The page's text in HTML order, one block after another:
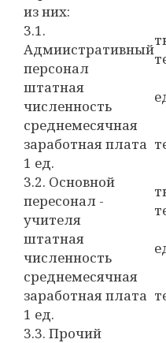
из них:
3.1.
Адмиистративный
персонал
штатная
численность
среднемесячная
заработная плата
1 ед.
3.2. Основной
пересонал -
учителя
штатная
численность
среднемесячная
заработная плата
1 ед.
3.3. Прочий